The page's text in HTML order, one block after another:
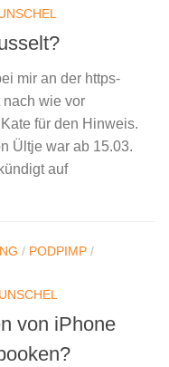
mir an der https-
nach wie vor
für den Hinweis.
Ültje war ab 15.03.
auf
/ PODPIMP /
von iPhone